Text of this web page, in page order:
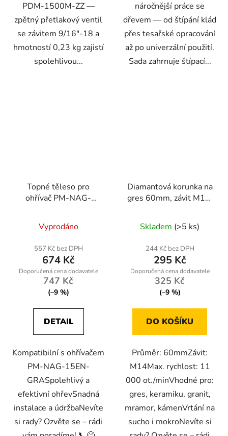
PDM-1500M-ZZ —
zpětný přetlakový ventil
se závitem 9/16"-18 a
hmotností 0,23 kg zajistí
spolehlivou...
náročnější práce se
dřevem — od štípání klád
přes tesařské opracování
až po univerzální použití.
Sada zahrnuje štípací...
Topné těleso pro
ohřívač PM-NAG-
Vyprodáno
557 Kč bez DPH
674 Kč
747 Kč
(–9 %)
DETAIL
Kompatibilní s ohřívačem
PM-NAG-15EN-
GRASpolehlivý a
efektivní ohřevSnadná
instalace a údržbaNevíte
si rady? Ozvěte se – rádi
Diamantová korunka na
gres 60mm, závit M14,
Skladem (>5 ks)
244 Kč bez DPH
295 Kč
325 Kč
(–9 %)
DO KOŠÍKU
Průměr: 60mmZávit:
M14Max. rychlost: 11
000 ot./minVhodné pro:
gres, keramiku, granit,
mramor, kámenVrtání na
sucho i mokroNevíte si